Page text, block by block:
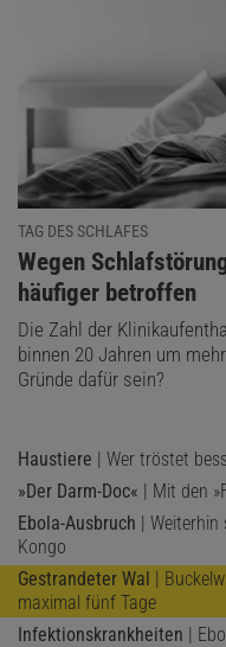
TAG DES SCHLAFES
:
Wegen
häufiger betroffen
Die Zahl der
binnen 20 Jahren um
Gründe dafür sein?
Haustiere | Wer tröstet
»Der Darm-Doc« | Mit den
Ebola-Ausbruch | Weiterhin
Kongo
Gestrandeter Wal |
maximal fünf Tage
Infektionskrankheiten |